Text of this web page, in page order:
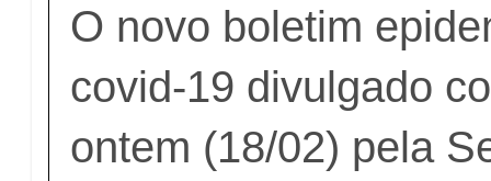
O novo boletim
covid-19 divulgado
ontem (18/02) pela